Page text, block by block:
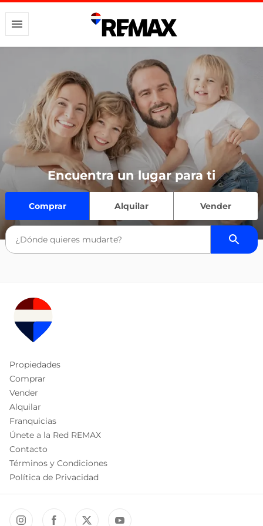
Encuentra un lugar para ti
Comprar Alquilar Vender
Propiedades
Comprar
Vender
Alquilar
Franquicias
Únete a la Red REMAX
Contacto
Términos y Condiciones
Política de Privacidad